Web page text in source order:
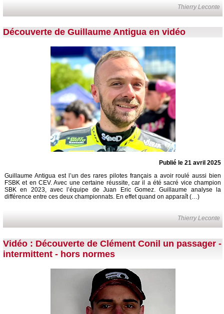
Thierry Leconte
Découverte de Guillaume Antigua en vidéo
Publié le 21 avril 2025
Guillaume Antigua est l’un des rares pilotes français a avoir roulé aussi bien
FSBK et en CEV. Avec une certaine réussite, car il a été sacré vice champion
SBK en 2023, avec l’équipe de Juan Eric Gomez. Guillaume analyse la
différence entre ces deux championnats. En effet quand on apparaît (…)
Thierry Leconte
Vidéo : Découverte de Clément Conil un passager -
intermittent - hors normes